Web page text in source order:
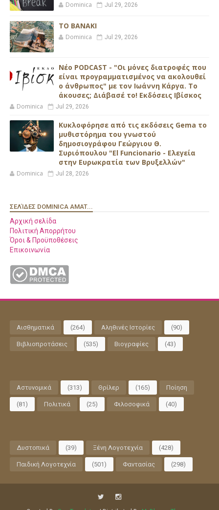
Dominica Jul 29, 2026
ΤΟ ΒΑΝΑΚΙ
Dominica Jul 29, 2026
Νέο PODCAST - "Οι μόνες διατροφές που
είναι προγραμματισμένος να ακολουθεί
ο άνθρωπος" με τον Ιωάννη Κάργα. Το
άκουσες; Διάβασέ το! Εκδόσεις Ιβίσκος
Dominica Jul 29, 2026
Κυκλοφόρησε από τις εκδόσεις Gema το
μυθιστόρημα του γνωστού
δημοσιογράφου Γεώργιου Θ.
Συριόπουλου "El Funcionario - Ελεγεία
στην Ευρωκρατία των Βρυξελλών"
Dominica Jul 28, 2026
ΣΕΛΊΔΕΣ DOMINICA AMAT...
Αρχική σελίδα
Πολιτική Απορρήτου
Όροι & Προϋποθέσεις
Επικοινωνία
Αισθηματικά (264) Αληθινές Ιστορίες (90)
Βιβλιοπροτάσεις (535) Βιογραφίες (43)
Αστυνομικά (313) Θρίλερ (165) Ποίηση
(81) Πολιτικά (25) Φιλοσοφικά (40)
Δυστοπικά (39) Ξένη Λογοτεχνία (428)
Παιδική Λογοτεχνία (501) Φαντασίας (298)